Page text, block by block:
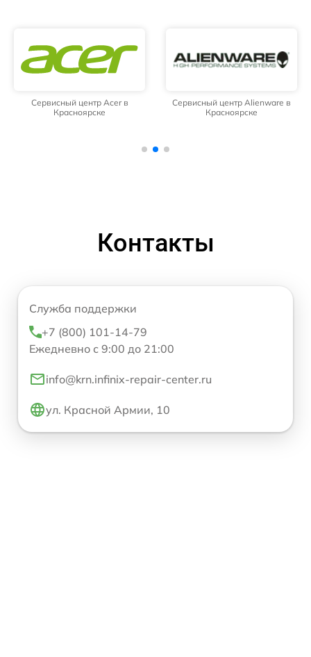
Сервисный центр Acer в
Красноярске
Сервисный центр Alienware в
Красноярске
Контакты
Служба поддержки
+7 (800) 101-14-79
Ежедневно с 9:00 до 21:00
info@krn.infinix-repair-center.ru
ул. Красной Армии, 10